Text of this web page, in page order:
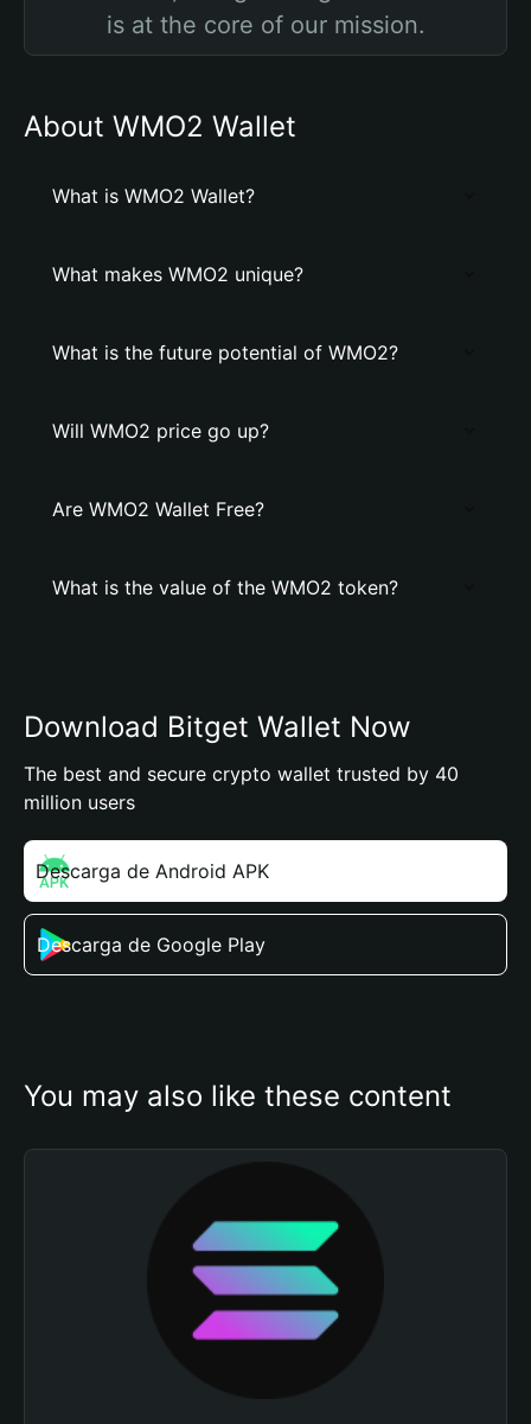
is at the core of our mission.
About WMO2 Wallet
What is WMO2 Wallet?
What makes WMO2 unique?
What is the future potential of WMO2?
Will WMO2 price go up?
Are WMO2 Wallet Free?
What is the value of the WMO2 token?
Download Bitget Wallet Now
The best and secure crypto wallet trusted by 40
million users
Descarga de Android APK
Descarga de Google Play
You may also like these content